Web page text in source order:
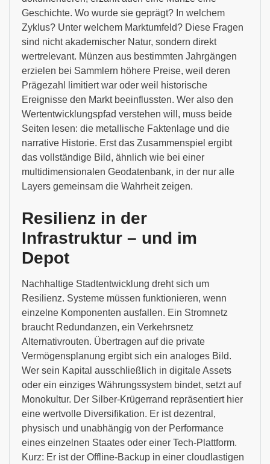
Geschichte. Wo wurde sie geprägt? In welchem
Zyklus? Unter welchem Marktumfeld? Diese Fragen
sind nicht akademischer Natur, sondern direkt
wertrelevant. Münzen aus bestimmten Jahrgängen
erzielen bei Sammlern höhere Preise, weil deren
Prägezahl limitiert war oder weil historische
Ereignisse den Markt beeinflussten. Wer also den
Wertentwicklungspfad verstehen will, muss beide
Seiten lesen: die metallische Faktenlage und die
narrative Historie. Erst das Zusammenspiel ergibt
das vollständige Bild, ähnlich wie bei einer
multidimensionalen Geodatenbank, in der nur alle
Layers gemeinsam die Wahrheit zeigen.
Resilienz in der
Infrastruktur – und im
Depot
Nachhaltige Stadtentwicklung dreht sich um
Resilienz. Systeme müssen funktionieren, wenn
einzelne Komponenten ausfallen. Ein Stromnetz
braucht Redundanzen, ein Verkehrsnetz
Alternativrouten. Übertragen auf die private
Vermögensplanung ergibt sich ein analoges Bild.
Wer sein Kapital ausschließlich in digitale Assets
oder ein einziges Währungssystem bindet, setzt auf
Monokultur. Der Silber-Krügerrand repräsentiert hier
eine wertvolle Diversifikation. Er ist dezentral,
physisch und unabhängig von der Performance
eines einzelnen Staates oder einer Tech-Plattform.
Kurz: Er ist der Offline-Backup in einer cloudlastigen